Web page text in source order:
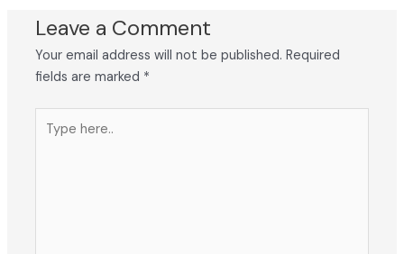
Leave a Comment
Your email address will not be published. Required
fields are marked *
here..